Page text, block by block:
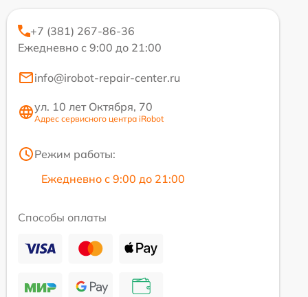
+7 (381) 267-86-36
Ежедневно с 9:00 до 21:00
info@irobot-repair-center.ru
ул. 10 лет Октября, 70
Адрес сервисного центра iRobot
Режим работы:
Ежедневно с 9:00 до 21:00
Способы оплаты